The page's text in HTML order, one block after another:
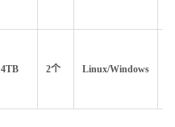
4TB 2个 Linux/Windows